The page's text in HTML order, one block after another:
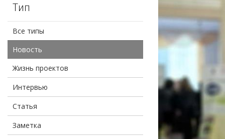
Тип
Все типы
Новость
Жизнь проектов
Интервью
Статья
Заметка